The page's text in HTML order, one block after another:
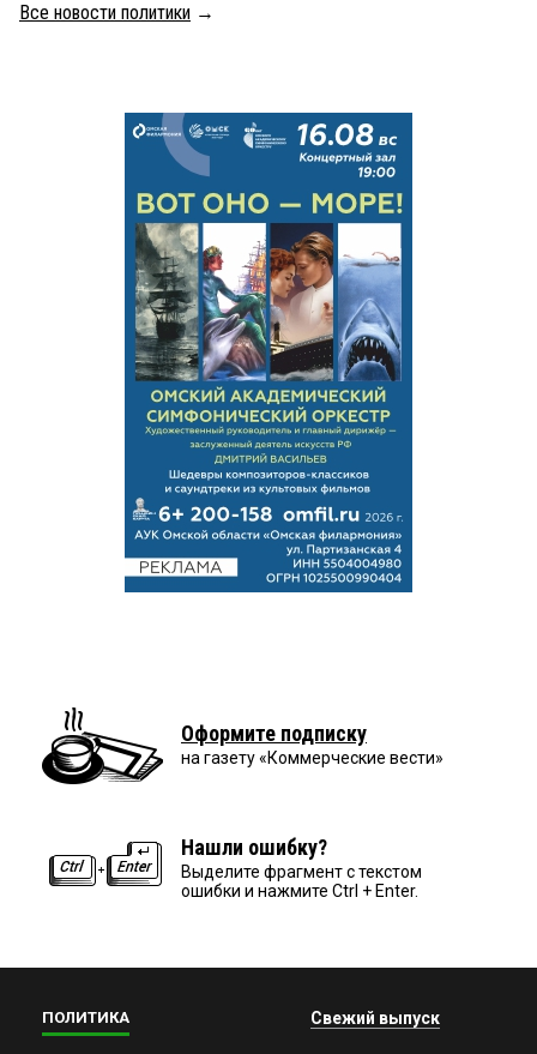
Все новости политики →
Оформите подписку
на газету «Коммерческие вести»
Нашли ошибку?
Выделите фрагмент с текстом
ошибки и нажмите Ctrl + Enter.
ПОЛИТИКА Свежий выпуск